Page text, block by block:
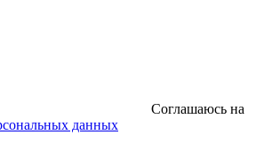
Соглашаюсь на
данных